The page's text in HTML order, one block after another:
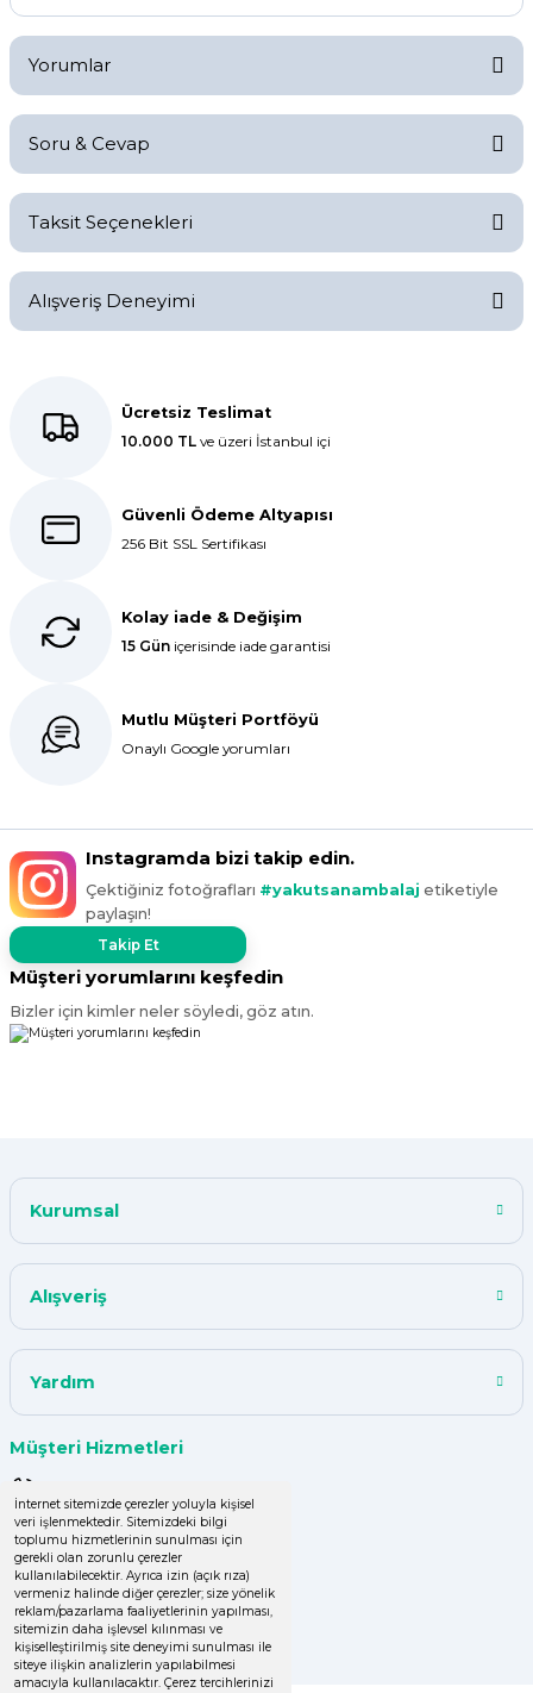
İnternet sitemizde çerezler yoluyla kişisel
veri işlenmektedir. Sitemizdeki bilgi
toplumu hizmetlerinin sunulması için
gerekli olan zorunlu çerezler
kullanılabilecektir. Ayrıca izin (açık rıza)
vermeniz halinde diğer çerezler; size yönelik
reklam/pazarlama faaliyetlerinin yapılması,
sitemizin daha işlevsel kılınması ve
kişiselleştirilmiş site deneyimi sunulması ile
siteye ilişkin analizlerin yapılabilmesi
amacıyla kullanılacaktır. Çerez tercihlerinizi
Yorumlar
Yorum Yaz
Soru & Cevap
Soru Sor
Taksit Seçenekleri
Alışveriş Deneyimi
E... K... | 27/10/2025
Dolphin aynı kalitede . Hızlı kargo
ve teslimat için ayrıca teşekkür
Bir önceki siparişim sorunsuz geldi
sipariş verdim inşallah sıkıntı olmaz
hızlı kargo içinde teşekkürler
kargo hızlı çıkıyor x firma da
fiyatlar daha uygundu ama kalite
yoktu bu kalitede uygunluğa
devam ettikçe sizinleyiz
G... T... | 19/12/2024
Süper hızlı geldi
Ürünler tam istediğim gibi
ismail tunca | 26/07/2024
teşekkür ederim ürün istediğim
Uzun süredir alışveriş yapıyorum
herşey çok iyi kalite ve fiyatları
uygun .Ana son siparişimde ürün
eksik çıktı
GÜLDEN DEMİRCİ | 16/04/2024
Ücretsiz Teslimat
10.000 TL ve üzeri İstanbul içi
Güvenli Ödeme Altyapısı
256 Bit SSL Sertifikası
Kolay iade & Değişim
15 Gün içerisinde iade garantisi
Mutlu Müşteri Portföyü
Onaylı Google yorumları
Instagramda bizi takip edin.
Çektiğiniz fotoğrafları #yakutsanambalaj etiketiyle
paylaşın!
Takip Et
Müşteri yorumlarını keşfedin
Bizler için kimler neler söyledi, göz atın.
Kurumsal
Alışveriş
Yardım
Müşteri Hizmetleri
0 (536) 060 16 65
info@yakutsanambalaj.com.tr
İletişim Bilgilerimiz